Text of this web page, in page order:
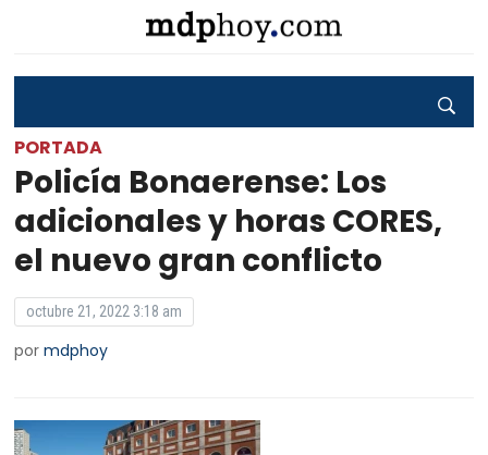
PORTADA
Policía Bonaerense: Los
adicionales y horas CORES,
el nuevo gran conflicto
octubre 21, 2022 3:18 am
pormdphoy